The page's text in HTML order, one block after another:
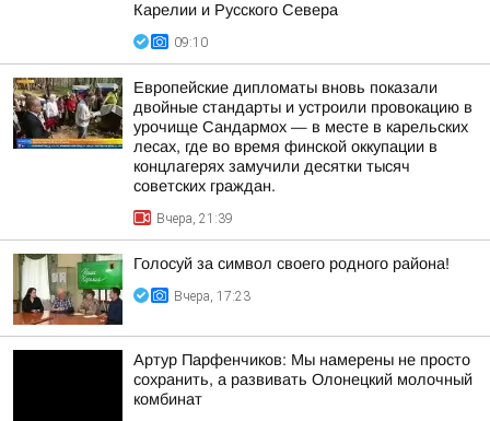
Карелии и Русского Севера
09:10
Европейские дипломаты вновь показали
двойные стандарты и устроили провокацию в
урочище Сандармох — в месте в карельских
лесах, где во время финской оккупации в
концлагерях замучили десятки тысяч
советских граждан.
Вчера, 21:39
Голосуй за символ своего родного района!
Вчера, 17:23
Артур Парфенчиков: Мы намерены не просто
сохранить, а развивать Олонецкий молочный
комбинат